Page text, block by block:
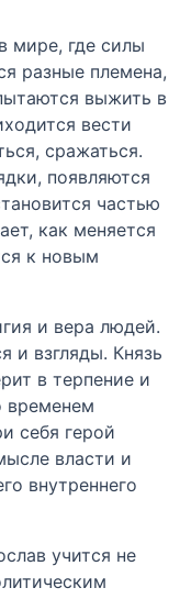
мире, где силы
разные племена,
выжить в
вести
сражаться.
появляются
частью
как меняется
к новым
и вера людей.
и взгляды. Князь
в терпение и
временем
себя герой
власти и
внутреннего
учится не